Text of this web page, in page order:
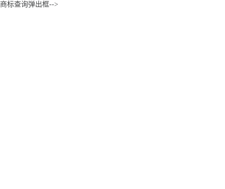
商标查询弹出框-->